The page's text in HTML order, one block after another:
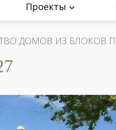
Проекты
ДОМОВ ИЗ БЛОКОВ